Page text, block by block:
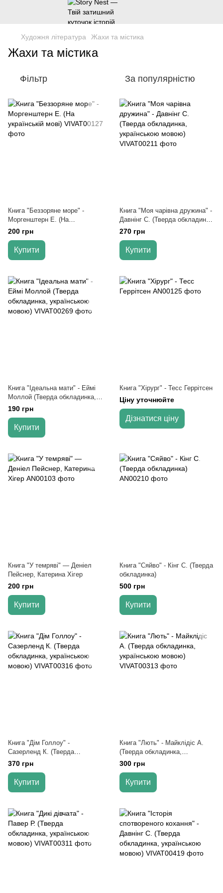
Художня література Жахи та містика
Жахи та містика
Фільтр За популярністю
Книга "Беззоряне море" -
Моргенштерн Е. (На
українській мові)
200 грн
Купити
Книга "Моя чарівна дружина" -
Давнінг С. (Тверда обкладинка,
українською мовою)
270 грн
Купити
Книга "Ідеальна мати" - Еймі
Моллой (Тверда обкладинка,
українською мовою)
190 грн
Купити
Книга "Хірург" - Тесс Геррітсен
Ціну уточнюйте
Дізнатися ціну
Книга "У темряві" — Деніел
Пейснер, Катерина Хігер
200 грн
Купити
Книга "Сяйво" - Кінг С. (Тверда
обкладинка)
500 грн
Купити
Книга "Дім Голлоу" -
Сазерленд К. (Тверда
обкладинка, українською
мовою)
370 грн
Купити
Книга "Лють" - Майклідіс А.
(Тверда обкладинка,
українською мовою)
300 грн
Купити